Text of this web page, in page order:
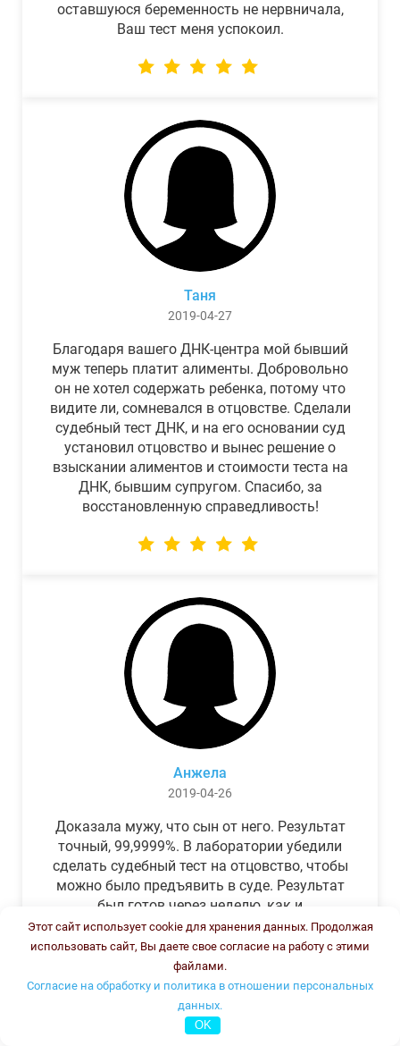
оставшуюся беременность не нервничала,
Ваш тест меня успокоил.
Таня
2019-04-27
Благодаря вашего ДНК-центра мой бывший
муж теперь платит алименты. Добровольно
он не хотел содержать ребенка, потому что
видите ли, сомневался в отцовстве. Сделали
судебный тест ДНК, и на его основании суд
установил отцовство и вынес решение о
взыскании алиментов и стоимости теста на
ДНК, бывшим супругом. Спасибо, за
восстановленную справедливость!
Анжела
2019-04-26
Доказала мужу, что сын от него. Результат
точный, 99,9999%. В лаборатории убедили
сделать судебный тест на отцовство, чтобы
можно было предъявить в суде. Результат
был готов через неделю, как и
обещали.Теперь муж бегает и извиняется.
Этот сайт использует cookie для хранения данных. Продолжая
использовать сайт, Вы даете свое согласие на работу с этими
файлами.
Согласие на обработку и политика в отношении персональных
данных.
OK